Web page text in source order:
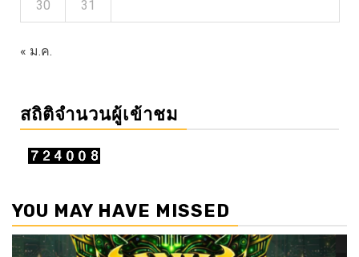
30 31
« ม.ค.
สถิติจำนวนผู้เข้าชม
YOU MAY HAVE MISSED